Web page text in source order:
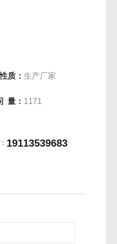
质：生产厂家
量： 1171
19113539683